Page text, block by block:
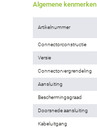
Algemene kenmerken
Artikelnummer
Connectorconstructie
Versie
Connectorvergrendeling
Aansluiting
Beschermingsgraad
Doorsnede aansluiting
Kabeluitgang